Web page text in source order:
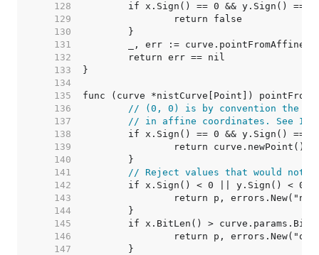
   128
   129
   130
   131
   132
   133
   134
   135
   136
// (0, 0) is by convention the
   137
// in affine coordinates. See
   138
   139
   140
   141
// Reject values that would not
   142
   143
   144
   145
   146
   147